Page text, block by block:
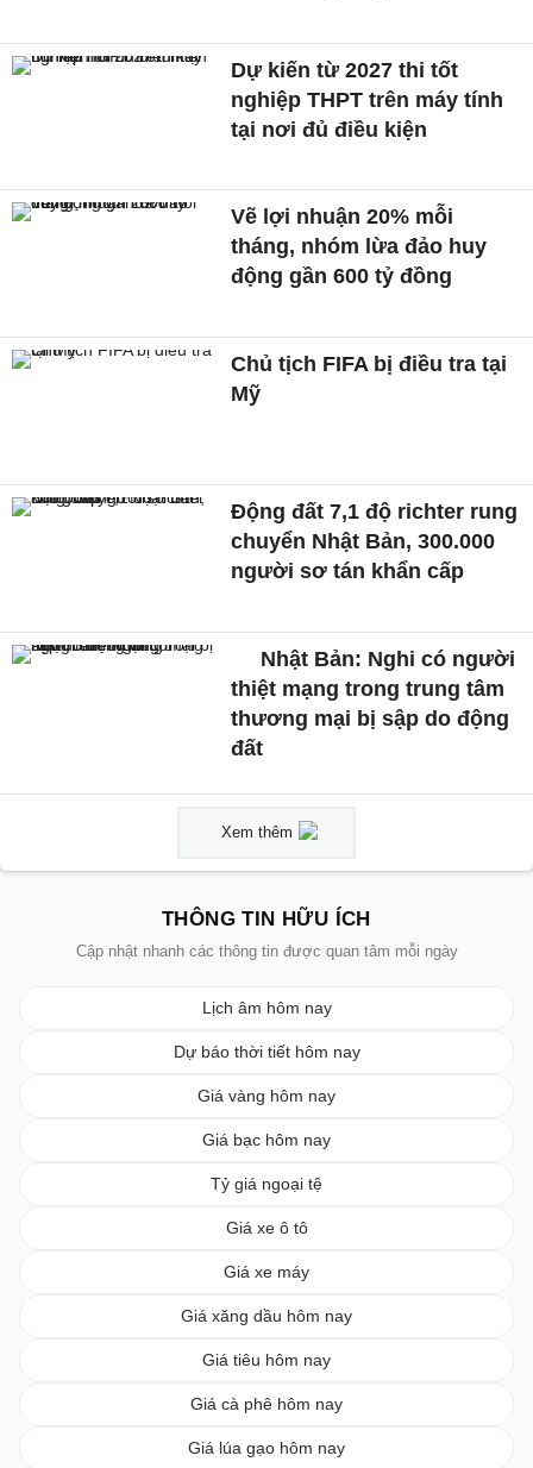
Dự kiến từ 2027 thi tốt
nghiệp THPT trên máy tính
tại nơi đủ điều kiện
Vẽ lợi nhuận 20% mỗi
tháng, nhóm lừa đảo huy
động gần 600 tỷ đồng
Chủ tịch FIFA bị điều tra tại
Mỹ
Động đất 7,1 độ richter rung
chuyển Nhật Bản, 300.000
người sơ tán khẩn cấp
Nhật Bản: Nghi có người
thiệt mạng trong trung tâm
thương mại bị sập do động
đất
Xem thêm
THÔNG TIN HỮU ÍCH
Cập nhật nhanh các thông tin được quan tâm mỗi ngày
Lịch âm hôm nay
Dự báo thời tiết hôm nay
Giá vàng hôm nay
Giá bạc hôm nay
Tỷ giá ngoại tệ
Giá xe ô tô
Giá xe máy
Giá xăng dầu hôm nay
Giá tiêu hôm nay
Giá cà phê hôm nay
Giá lúa gạo hôm nay